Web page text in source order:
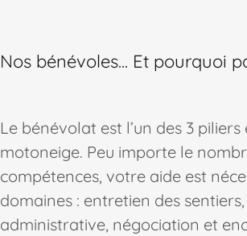
Nos bénévoles... Et pourquoi
Le bénévolat est l’un des 3
motoneige. Peu importe le
compétences, votre aide est
domaines : entretien des
administrative, négociation et